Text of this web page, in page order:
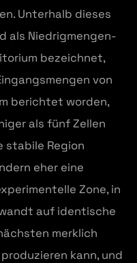
Unterhalb dieses
als Niedrigmengen-
bezeichnet,
von
berichtet worden,
als fünf Zellen
stabile Region
eher eine
Zone, in
auf identische
merklich
kann, und